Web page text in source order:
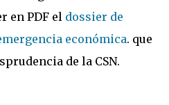
en PDF el dossier de
económica. que
de la CSN.